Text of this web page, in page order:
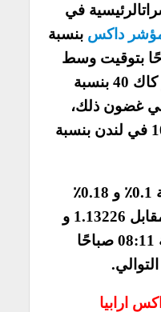
في
داكس بنسبة
08:09 صباحًا بتوقيت وسط
أوروبا. كما انخفض مؤشر كاك 40 بنسبة
في غضون ذلك،
انخفض مؤشر فوتسي 100 في لندن بنسبة
ارتفع اليورو والجنيه بنسبة 0.1٪ و 0.18٪
مقارنة بالدولار ، ليتداولا مقابل 1.13226 و
1.32882 في تمام الساعة 08:11 صباحًا
ارابيا